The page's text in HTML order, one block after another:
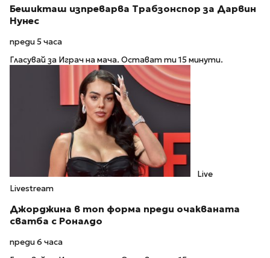
Бешикташ изпреварва Трабзонспор за Дарвин
Нунес
преди 5 часа
Гласувай за Играч на мача. Остават ти 15 минути.
Live
Livestream
Джорджина в топ форма преди очакваната
сватба с Роналдо
преди 6 часа